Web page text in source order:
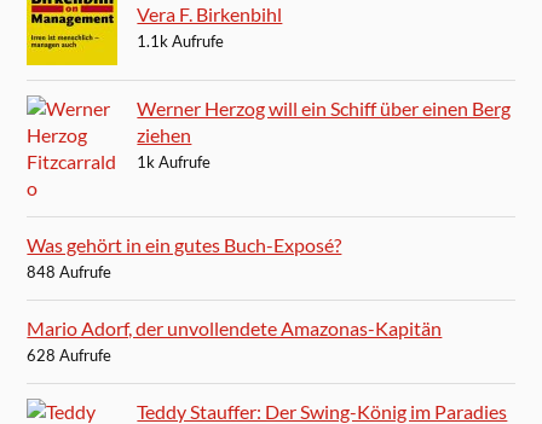
Vera F. Birkenbihl
1.1k Aufrufe
Werner Herzog will ein Schiff über einen Berg
ziehen
1k Aufrufe
Was gehört in ein gutes Buch-Exposé?
848 Aufrufe
Mario Adorf, der unvollendete Amazonas-Kapitän
628 Aufrufe
Teddy Stauffer: Der Swing-König im Paradies